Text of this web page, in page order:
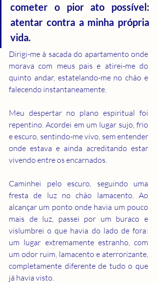
cometer o pior ato possível:
atentar contra a minha própria
vida.
Dirigi-me à sacada do apartamento onde
morava com meus pais e atirei-me do
quinto andar, estatelando-me no chão e
falecendo instantaneamente.
Meu despertar no plano espiritual foi
repentino. Acordei em um lugar sujo, frio
e escuro, sentindo-me vivo, sem entender
onde estava e ainda acreditando estar
vivendo entre os encarnados.
Caminhei pelo escuro, seguindo uma
fresta de luz no chão lamacento. Ao
alcançar um ponto onde havia um pouco
mais de luz, passei por um buraco e
vislumbrei o que havia do lado de fora:
um lugar extremamente estranho, com
um odor ruim, lamacento e aterrorizante,
completamente diferente de tudo o que
já havia visto.